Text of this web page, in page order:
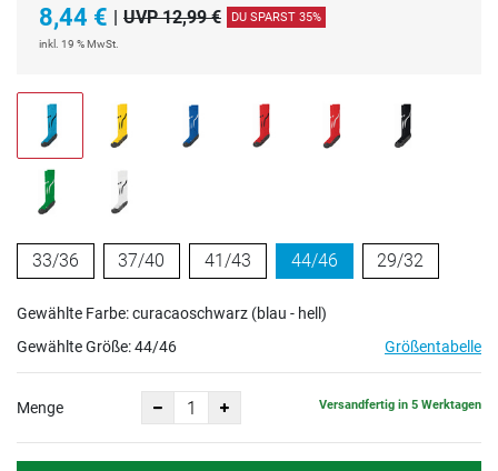
8,44 € | UVP 12,99 € DU SPARST 35%
inkl. 19 % MwSt.
33/36 37/40 41/43 44/46 29/32
Gewählte Farbe: curacaoschwarz (blau - hell)
Gewählte Größe:44/46 Größentabelle
Menge Versandfertig in 5 Werktagen